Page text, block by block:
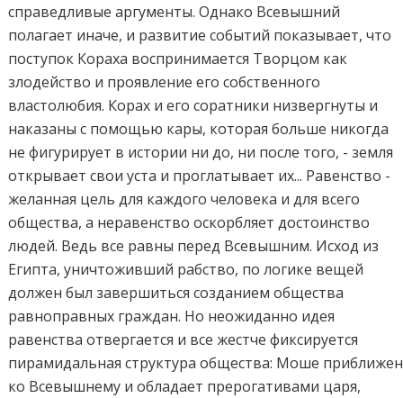
справедливые аргументы. Однако Всевышний
полагает иначе, и развитие событий показывает, что
поступок Кораха воспринимается Творцом как
злодейство и проявление его собственного
властолюбия. Корах и его соратники низвергнуты и
наказаны с помощью кары, которая больше никогда
не фигурирует в истории ни до, ни после того, - земля
открывает свои уста и проглатывает их... Равенство -
желанная цель для каждого человека и для всего
общества, а неравенство оскорбляет достоинство
людей. Ведь все равны перед Всевышним. Исход из
Египта, уничтоживший рабство, по логике вещей
должен был завершиться созданием общества
равноправных граждан. Но неожиданно идея
равенства отвергается и все жестче фиксируется
пирамидальная структура общества: Моше приближен
ко Всевышнему и обладает прерогативами царя,